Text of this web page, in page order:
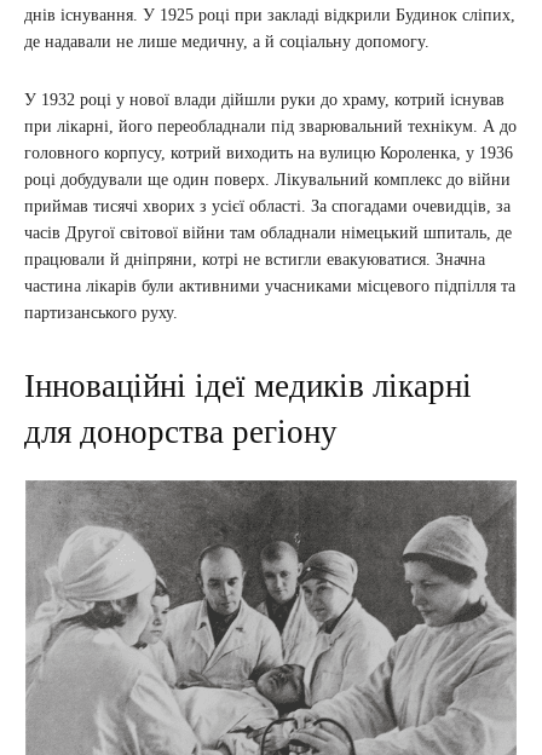
днів існування. У 1925 році при закладі відкрили Будинок сліпих,
де надавали не лише медичну, а й соціальну допомогу.
У 1932 році у нової влади дійшли руки до храму, котрий існував
при лікарні, його переобладнали під зварювальний технікум. А до
головного корпусу, котрий виходить на вулицю Короленка, у 1936
році добудували ще один поверх. Лікувальний комплекс до війни
приймав тисячі хворих з усієї області. За спогадами очевидців, за
часів Другої світової війни там обладнали німецький шпиталь, де
працювали й дніпряни, котрі не встигли евакуюватися. Значна
частина лікарів були активними учасниками місцевого підпілля та
партизанського руху.
Інноваційні ідеї медиків лікарні
для донорства регіону